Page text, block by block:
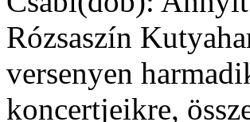
Rózsaszín
versenyen
koncertjeikre,